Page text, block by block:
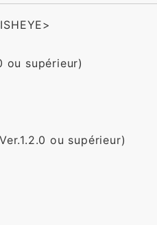
ou supérieur)
ou supérieur)